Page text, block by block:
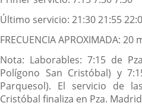
Último servicio: 21:30 21:55
FRECUENCIA APROXIMADA: 20
Nota: Laborables: 7:15 de
Polígono San Cristóbal) y
Parquesol). El servicio de
Cristóbal finaliza en Pza. Madrid